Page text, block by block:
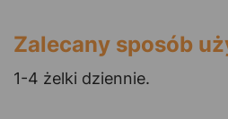
Zalecany sposób
1-4 żelki dziennie.